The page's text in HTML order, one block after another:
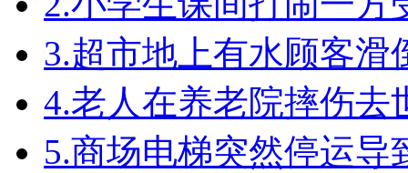
3.超市地上有水顾客
4.老人在养老院摔伤去
5.商场电梯突然停运